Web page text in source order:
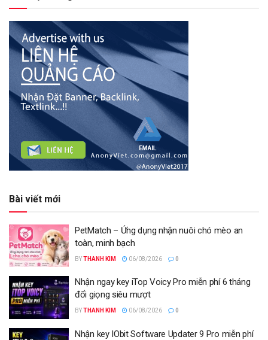
Bài viết mới
PetMatch – Ứng dụng nhận nuôi chó mèo an
toàn, minh bạch
BYTHANH KIM 06/08/2026 0
Nhận ngay key iTop Voicy Pro miễn phí 6 tháng
đổi giọng siêu mượt
BYTHANH KIM 06/08/2026 0
Nhận key IObit Software Updater 9 Pro miễn phí